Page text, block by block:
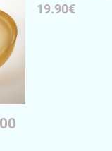
19.90€